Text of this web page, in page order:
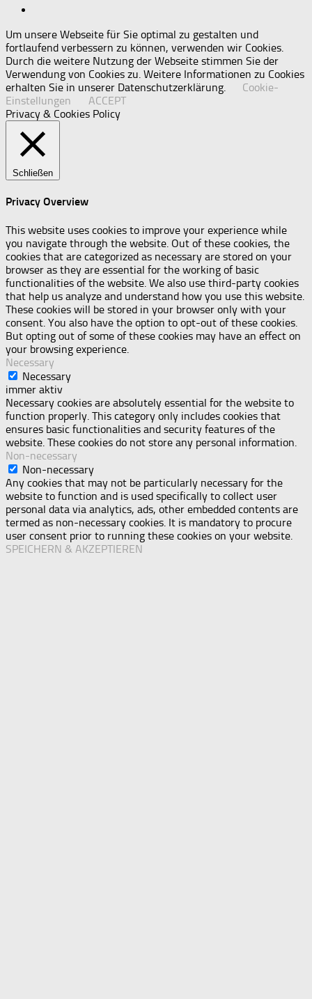
Um unsere Webseite für Sie optimal zu gestalten und
fortlaufend verbessern zu können, verwenden wir Cookies.
Durch die weitere Nutzung der Webseite stimmen Sie der
Verwendung von Cookies zu. Weitere Informationen zu Cookies
erhalten Sie in unserer Datenschutzerklärung.
Cookie-
Einstellungen
ACCEPT
Privacy & Cookies Policy
Schließen
Privacy Overview
This website uses cookies to improve your experience while
you navigate through the website. Out of these cookies, the
cookies that are categorized as necessary are stored on your
browser as they are essential for the working of basic
functionalities of the website. We also use third-party cookies
that help us analyze and understand how you use this website.
These cookies will be stored in your browser only with your
consent. You also have the option to opt-out of these cookies.
But opting out of some of these cookies may have an effect on
your browsing experience.
Necessary
Necessary
immer aktiv
Necessary cookies are absolutely essential for the website to
function properly. This category only includes cookies that
ensures basic functionalities and security features of the
website. These cookies do not store any personal information.
Non-necessary
Non-necessary
Any cookies that may not be particularly necessary for the
website to function and is used specifically to collect user
personal data via analytics, ads, other embedded contents are
termed as non-necessary cookies. It is mandatory to procure
user consent prior to running these cookies on your website.
SPEICHERN & AKZEPTIEREN